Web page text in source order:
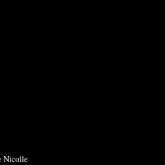
Nicolle